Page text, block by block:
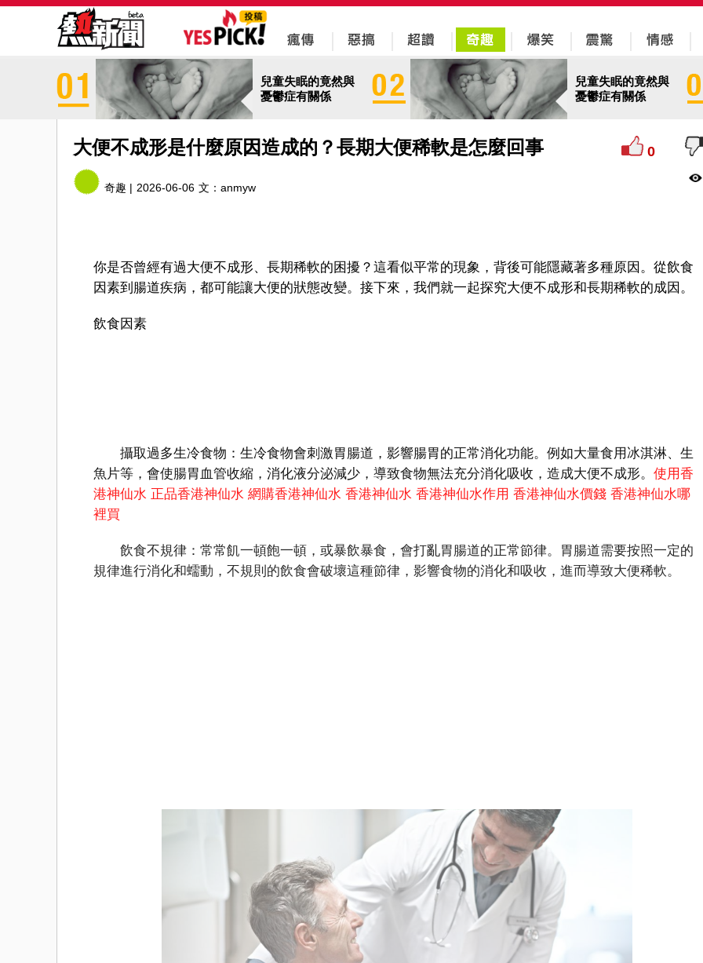
兒童失眠的竟然與
憂鬱症有關係
兒童失眠的竟然與
憂鬱症有關係
大便不成形是什麼原因造成的？長期大便稀軟是怎麼回事 0
奇趣 | 2026-06-06 文： anmyw
你是否曾經有過大便不成形、長期稀軟的困擾？這看似平常的現象，背後可能隱藏著多種原因。從飲食
因素到腸道疾病，都可能讓大便的狀態改變。接下來，我們就一起探究大便不成形和長期稀軟的成因。
飲食因素
攝取過多生冷食物：生冷食物會刺激胃腸道，影響腸胃的正常消化功能。例如大量食用冰淇淋、生
魚片等，會使腸胃血管收縮，消化液分泌減少，導致食物無法充分消化吸收，造成大便不成形。 使用香
港神仙水 正品香港神仙水 網購香港神仙水 香港神仙水 香港神仙水作用 香港神仙水價錢 香港神仙水哪
裡買
飲食不規律：常常飢一頓飽一頓，或暴飲暴食，會打亂胃腸道的正常節律。胃腸道需要按照一定的
規律進行消化和蠕動，不規則的飲食會破壞這種節律，影響食物的消化和吸收，進而導致大便稀軟。